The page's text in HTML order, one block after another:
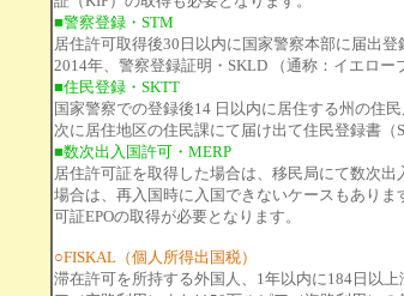
■警察登録・STM
居住許可取得後30日以内に国家警察本部に届出
2014年、警察登録証明・SKLD （通称：イエロー
■住民登録・SKTT
国家警察での登録後14 日以内に居住する州の住
次に居住地区の住民課にて届け出て住民登録書（
■数次出入国許可・MERP
居住許可証を取得した場合は、移民局にて数次
場合は、再入国時に入国できないケースもありま
可証EPOの取得が必要となります。
○FISKAL（個人所得出国税）
滞在許可を所持する外国人、1年以内に184日以